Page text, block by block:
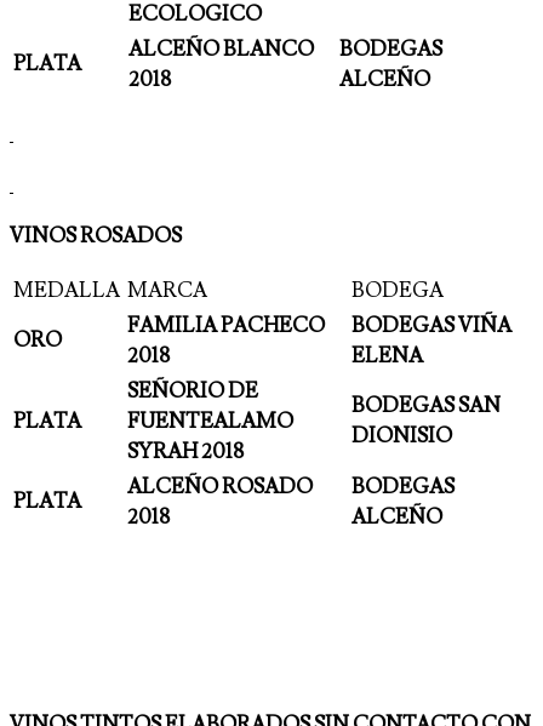
ECOLOGICO
PLATA
ALCEÑO BLANCO
2018
BODEGAS
ALCEÑO
VINOS ROSADOS
MEDALLA MARCA
BODEGA
ORO
FAMILIA PACHECO
2018
BODEGAS VIÑA
ELENA
PLATA
SEÑORIO DE
FUENTEALAMO
SYRAH 2018
BODEGAS SAN
DIONISIO
PLATA
ALCEÑO ROSADO
2018
BODEGAS
ALCEÑO